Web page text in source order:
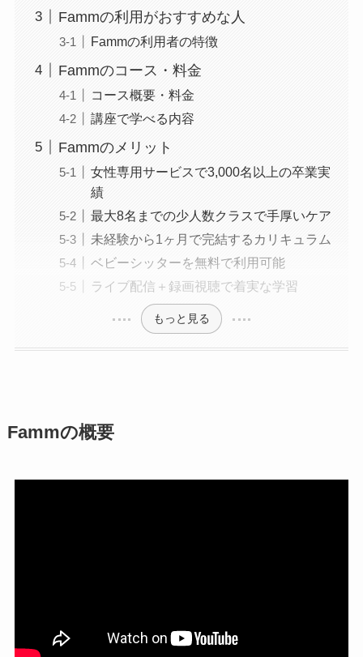
Fammの利用がおすすめな人
Fammの利用者の特徴
Fammのコース・料金
コース概要・料金
講座で学べる内容
Fammのメリット
女性専用サービスで3,000名以上の卒業実
績
最大8名までの少人数クラスで手厚いケア
未経験から1ヶ月で完結するカリキュラム
ベビーシッターを無料で利用可能
ライブ配信＋録画視聴で着実な学習
もっと見る
Fammの概要